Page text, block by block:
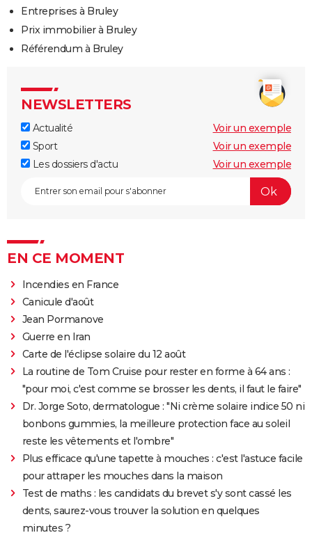
Entreprises à Bruley
Prix immobilier à Bruley
Référendum à Bruley
NEWSLETTERS
Actualité
Voir un exemple
Sport
Voir un exemple
Les dossiers d'actu
Voir un exemple
EN CE MOMENT
Incendies en France
Canicule d'août
Jean Pormanove
Guerre en Iran
Carte de l'éclipse solaire du 12 août
La routine de Tom Cruise pour rester en forme à 64 ans :
"pour moi, c'est comme se brosser les dents, il faut le faire"
Dr. Jorge Soto, dermatologue : "Ni crème solaire indice 50 ni
bonbons gummies, la meilleure protection face au soleil
reste les vêtements et l'ombre"
Plus efficace qu'une tapette à mouches : c'est l'astuce facile
pour attraper les mouches dans la maison
Test de maths : les candidats du brevet s'y sont cassé les
dents, saurez-vous trouver la solution en quelques
minutes ?